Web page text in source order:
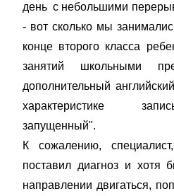
день с небольшими
- вот сколько мы
конце второго класса
занятий школьными
дополнительный
характеристике
запущенный".
К сожалению,
поставил диагноз и хотя
направлении двигаться,